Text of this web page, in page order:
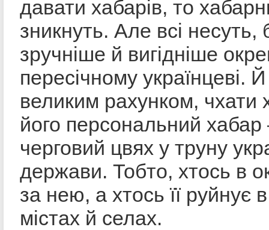
давати хабарів, то
зникнуть. Але всі несуть,
зручніше й вигідніше
пересічному українцеві. Й
великим рахунком, чхати
його персональний хабар
черговий цвях у труну
держави. Тобто, хтось в
за нею, а хтось її руйнує
містах й селах.